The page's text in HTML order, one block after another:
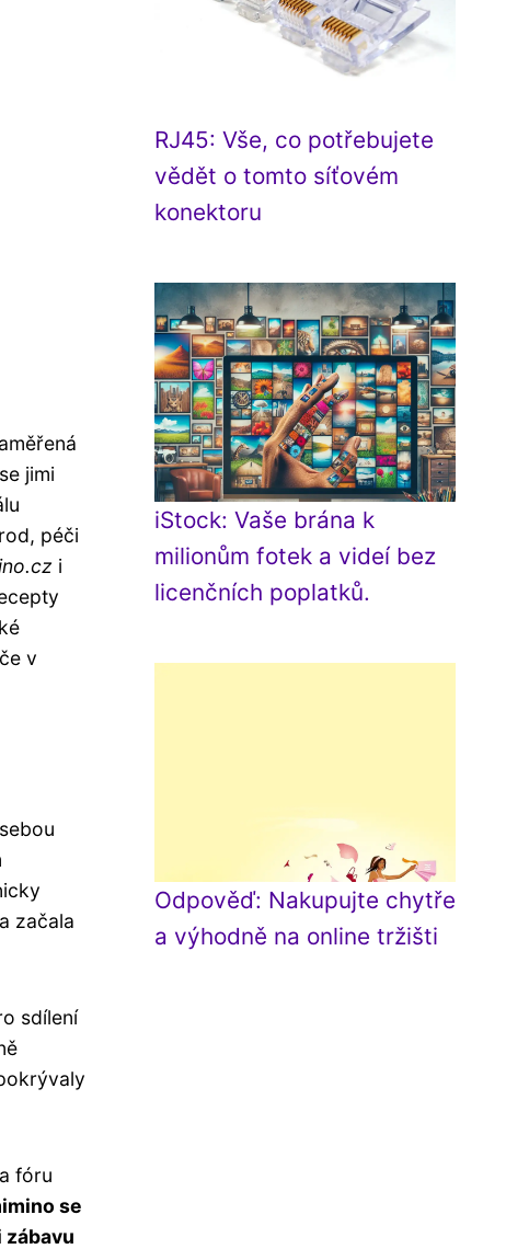
jimi
péči
i
v
začala
sdílení
fóru
se
RJ45: Vše, co potřebujete
vědět o tomto síťovém
konektoru
iStock: Vaše brána k
milionům fotek a videí bez
licenčních poplatků.
Odpověď: Nakupujte chytře
a výhodně na online tržišti